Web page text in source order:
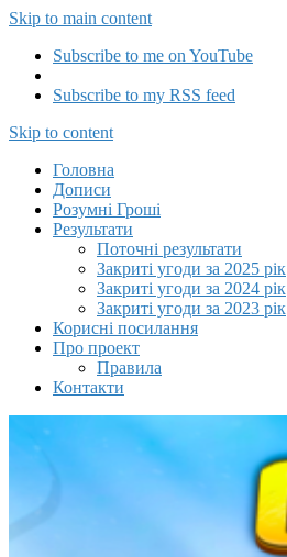
Skip to main content
Subscribe to me on YouTube
Subscribe to my RSS feed
Capitalizator UA
Skip to content
Головна
Дописи
Розумні Гроші
Результати
Поточні результати
Закриті угоди за 2025 рік
Закриті угоди за 2024 рік
Закриті угоди за 2023 рік
Корисні посилання
Про проект
Правила
Контакти